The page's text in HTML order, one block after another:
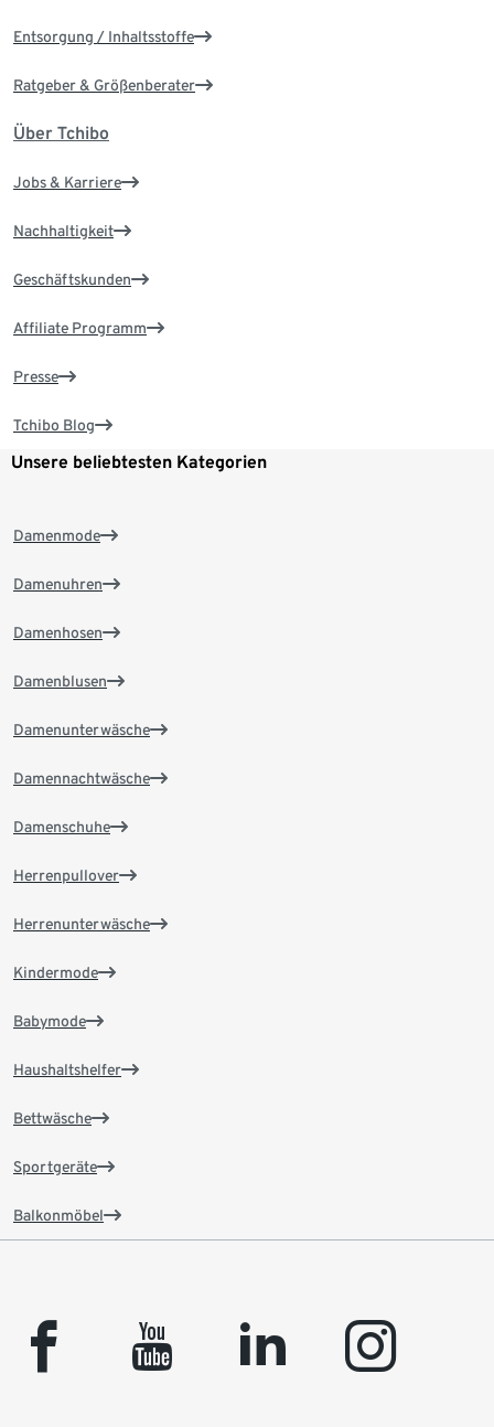
Entsorgung / Inhaltsstoffe
Ratgeber & Größenberater
Über Tchibo
Jobs & Karriere
Nachhaltigkeit
Geschäftskunden
Affiliate Programm
Presse
Tchibo Blog
Unsere beliebtesten Kategorien
Damenmode
Damenuhren
Damenhosen
Damenblusen
Damenunterwäsche
Damennachtwäsche
Damenschuhe
Herrenpullover
Herrenunterwäsche
Kindermode
Babymode
Haushaltshelfer
Bettwäsche
Sportgeräte
Balkonmöbel
facebook youtube linkedin instagram